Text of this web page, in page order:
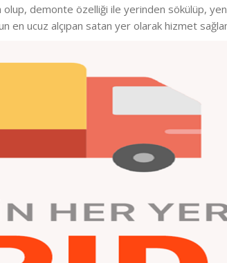
olup, demonte özelliği ile yerinden sökülüp,
en ucuz alçıpan satan yer olarak hizmet